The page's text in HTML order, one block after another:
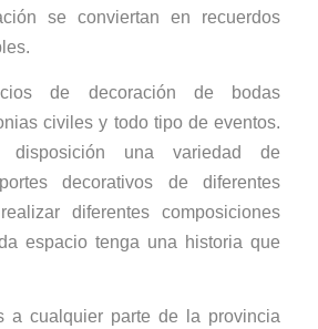
se conviertan en recuerdos
de decoración de bodas
civiles y todo tipo de eventos.
una variedad de
decorativos de diferentes
diferentes composiciones
espacio tenga una historia que
a cualquier parte de la provincia